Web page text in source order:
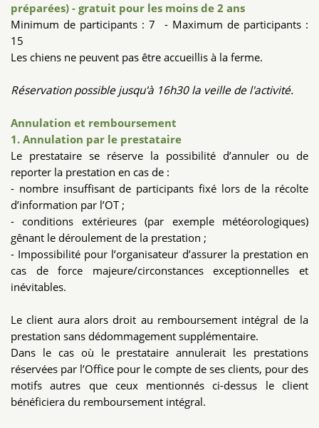
préparées) - gratuit pour les moins de 2 ans
Minimum de participants : 7 - Maximum de participants :
15
Les chiens ne peuvent pas être accueillis à la ferme.
Réservation possible jusqu'à 16h30 la veille de l'activité.
Annulation et remboursement
1. Annulation par le prestataire
Le prestataire se réserve la possibilité d’annuler ou de
reporter la prestation en cas de :
- nombre insuffisant de participants fixé lors de la récolte
d’information par l’OT ;
- conditions extérieures (par exemple météorologiques)
gênant le déroulement de la prestation ;
- Impossibilité pour l’organisateur d’assurer la prestation en
cas de force majeure/circonstances exceptionnelles et
inévitables.
Le client aura alors droit au remboursement intégral de la
prestation sans dédommagement supplémentaire.
Dans le cas où le prestataire annulerait les prestations
réservées par l’Office pour le compte de ses clients, pour des
motifs autres que ceux mentionnés ci-dessus le client
bénéficiera du remboursement intégral.